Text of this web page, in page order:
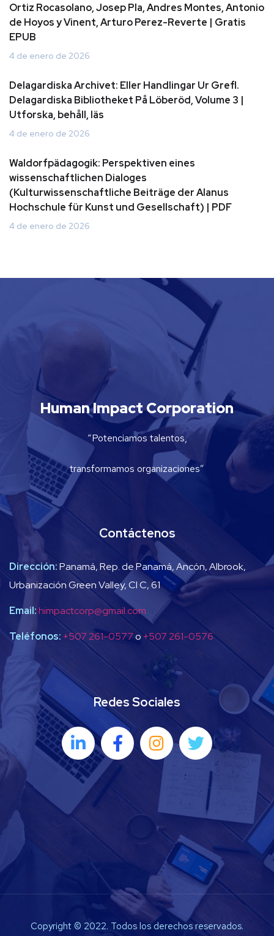
Ortiz Rocasolano, Josep Pla, Andres Montes, Antonio
de Hoyos y Vinent, Arturo Perez-Reverte | Gratis
EPUB
4 de enero de 2026
Delagardiska Archivet: Eller Handlingar Ur Grefl.
Delagardiska Bibliotheket På Löberöd, Volume 3 |
Utforska, behåll, läs
4 de enero de 2026
Waldorfpädagogik: Perspektiven eines
wissenschaftlichen Dialoges
(Kulturwissenschaftliche Beiträge der Alanus
Hochschule für Kunst und Gesellschaft) | PDF
4 de enero de 2026
Human Impact Corporation
“Potenciamos talentos,
transformamos organizaciones”
Contáctenos
Dirección:Panamá, Rep. de Panamá, Ancón, Albrook,
Urbanización Green Valley, Cl C, 61
Email:himpactcorp@gmail.com
Teléfonos: +507 261-0577o +507 261-0576
Redes Sociales
Copyright © 2022. Todos los derechos reservados.